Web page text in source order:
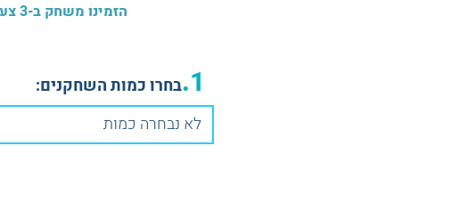
הזמינו משחק ב-3 צעדים פשוטים והכינו את עצמכם לחוויה מפתיעה, מצחיקה ובלתי צפויה
1. בחרו כמות השחקנים:
לא נבחרה כמות